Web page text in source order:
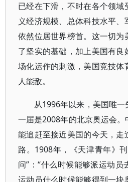
已经在下滑，不时在各个领域
义经济规模、总体科技水平、
依然位居世界榜首。这一切为
了坚实的基础，加上美国有
场化运作的刺激，美国竞技体
人能敌。
从1996年以来，美国唯
一届是2008年的北京奥运会
能追赶至接近美国的今天，走
路。1908年，《天津青年》
问”：“什么时候能够派运动
运动员什么时候能够得到一块